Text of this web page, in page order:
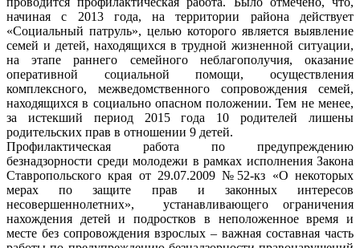
начиная с 2013 года, на территории района действует
«Социальный патруль», целью которого является выявление
семей и детей, находящихся в трудной жизненной ситуации,
на этапе раннего семейного неблагополучия, оказание
оперативной социальной помощи, осуществления
комплексного, межведомственного сопровождения семей,
находящихся в социально опасном положении. Тем не менее,
за истекший период 2015 года 10 родителей лишены
родительских прав в отношении 9 детей.
Профилактическая работа по предупреждению
безнадзорности среди молодежи в рамках исполнения Закона
Ставропольского края от 29.07.2009 №52-кз «О некоторых
мерах по защите прав и законных интересов
несовершеннолетних», устанавливающего ограничения
нахождения детей и подростков в неположенное время и
месте без сопровождения взрослых – важная составная часть